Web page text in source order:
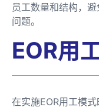
员工数量和结构，
问题。
EOR用
在实施EOR用工模